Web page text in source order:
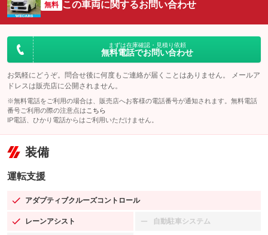
無料 この車両に関するお問い合わせ
まずは在庫確認・見積り依頼
無料電話でお問い合わせ
お気軽にどうぞ。問合せ後に何度もご連絡が届くことはありません。 メールア
ドレスは販売店に公開されません。
※無料電話をご利用の場合は、販売店へお客様の電話番号が通知されます。無料電話
番号ご利用の際の注意点は こちら
IP電話、ひかり電話からはご利用いただけません。
装備
運転支援
アダプティブクルーズコントロール
：装備あり
レーンアシスト
：装備あり 自動駐車システム
：装備なし